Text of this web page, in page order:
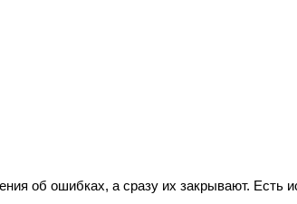
об ошибках, а сразу их закрывают. Есть